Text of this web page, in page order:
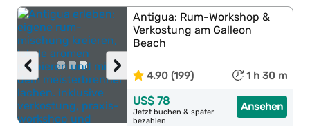
›
‹
Antigua: Rum-Workshop &
Verkostung am Galleon
Beach
4.90 (199) 1 h 30 m
Ansehen
US$ 78
Jetzt buchen & später
bezahlen